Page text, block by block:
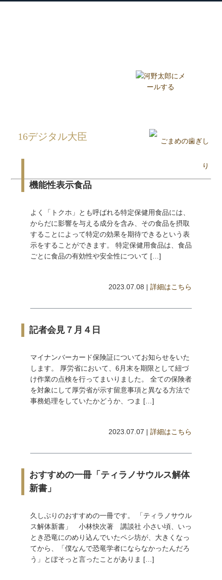
16デジタル大臣
機能性表示食品
よく「トクホ」とも呼ばれる特定保健用食品には、
からだに影響を与える成分を含み、その食品を摂取
することによって特定の効果を期待できるという表
示をすることができます。 特定保健用食品は、食品
ごとに食品の有効性や安全性について […]
2023.07.08 |詳細はこちら
記者会見７月４日
マイナンバーカード保険証についてお知らせをいた
します。 厚労省において、6月末を期限として紐づ
け作業の点検を行ってまいりました。 全ての保険者
を対象にして厚労省が示す留意事項と異なる方法で
事務処理をしていたかどうか、つま […]
2023.07.07 |詳細はこちら
おすすめの一冊「ティラノサウルス解体
新書」
久しぶりのおすすめの一冊です。 「ティラノサウル
ス解体新書」 小林快次著 講談社 小さい頃、いっ
とき恐竜にのめり込んでいたペシ坊が、大きくなっ
てから、「僕なんで恐竜学者にならなかったんだろ
う」とぼそっと言ったことがありま […]